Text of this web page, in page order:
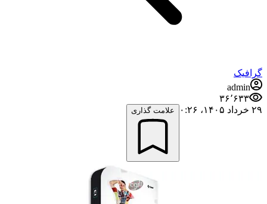
گرافیک
admin
۳۶٬۶۳۳
۲۹ خرداد ۱۴۰۵،‏ ۰:۲۶
علامت گذاری